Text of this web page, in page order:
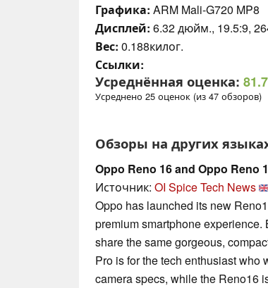
Графика: ARM Mali-G720 MP8
Дисплей: 6.32 дюйм., 19.5:9,
Вес: 0.188килог.
Ссылки:
Усреднённая оценка:
Усреднено 25 оценок (из 47 обзоров)
Обзоры на других
Oppo Reno 16 and Oppo Reno
Источник: OI Spice Tech News
Oppo has launched its new
premium smartphone
share the same gorgeous,
Pro is for the tech enthusiast who
camera specs, while the Reno16